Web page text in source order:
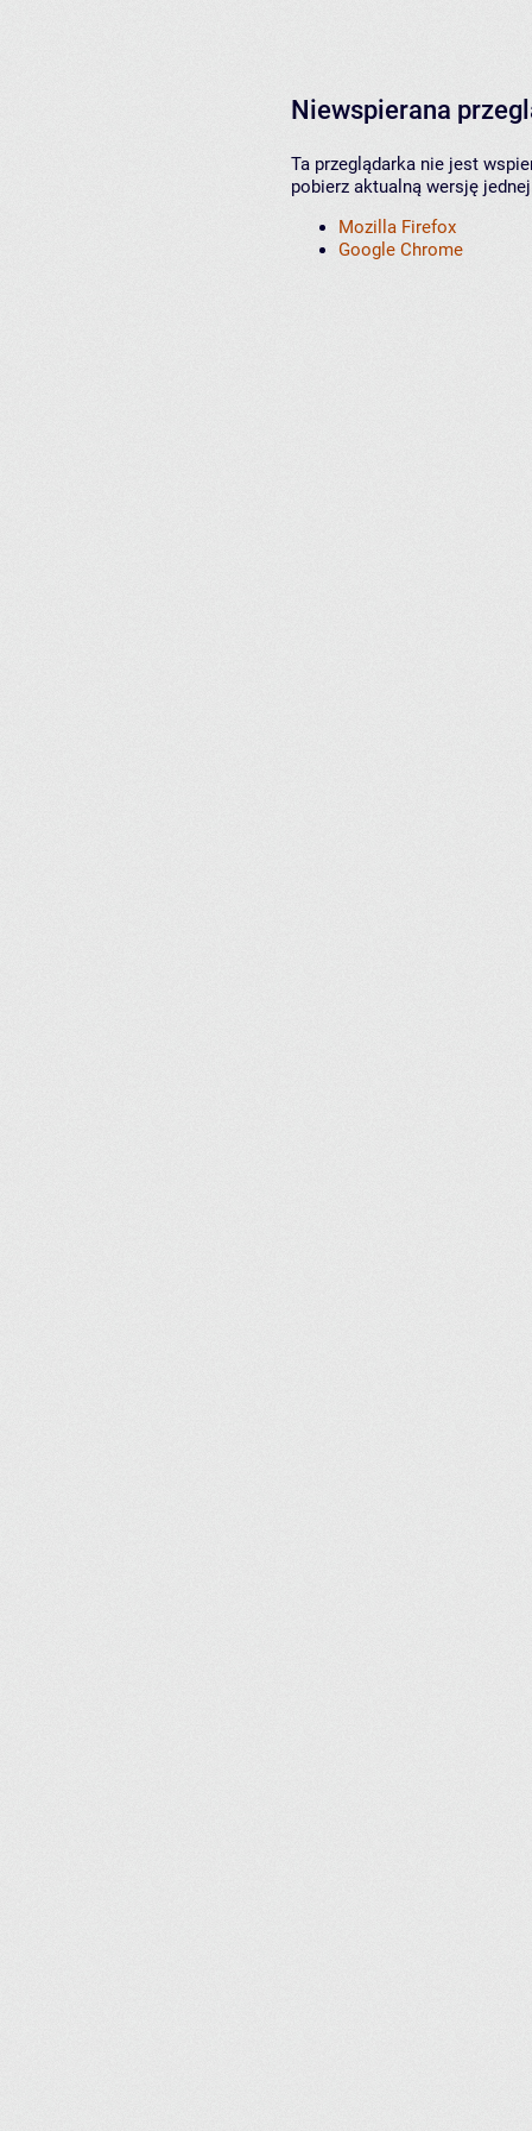
Niewspierana
Ta przeglądarka nie jest
pobierz aktualną wersję
Mozilla Firefox
Google Chrome